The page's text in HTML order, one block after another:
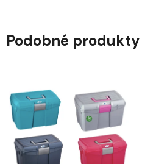
Podobné produkty